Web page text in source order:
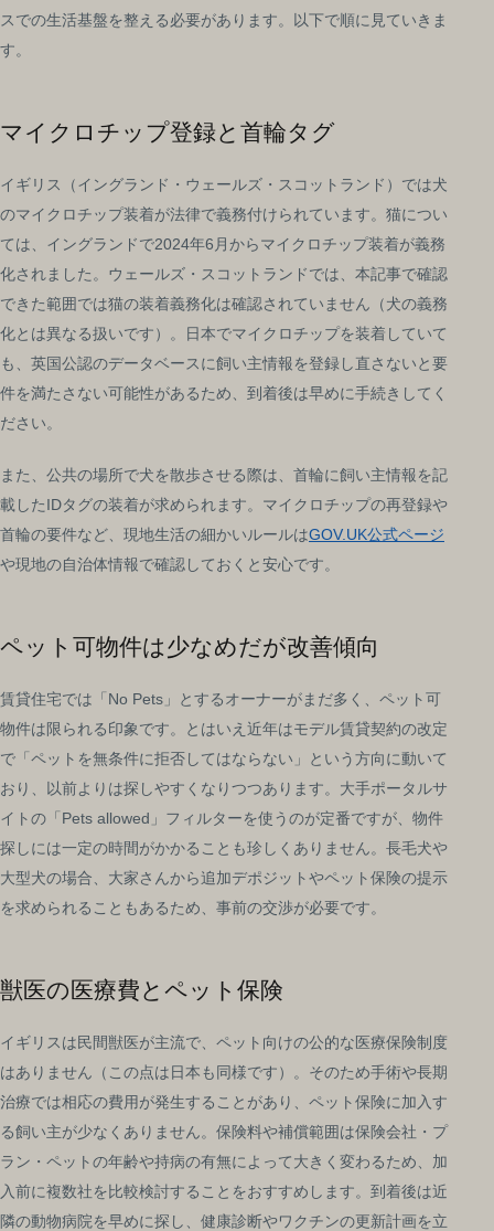
スでの生活基盤を整える必要があります。以下で順に見ていきま
す。
マイクロチップ登録と首輪タグ
イギリス（イングランド・ウェールズ・スコットランド）では犬
のマイクロチップ装着が法律で義務付けられています。猫につい
ては、イングランドで2024年6月からマイクロチップ装着が義務
化されました。ウェールズ・スコットランドでは、本記事で確認
できた範囲では猫の装着義務化は確認されていません（犬の義務
化とは異なる扱いです）。日本でマイクロチップを装着していて
も、英国公認のデータベースに飼い主情報を登録し直さないと要
件を満たさない可能性があるため、到着後は早めに手続きしてく
ださい。
また、公共の場所で犬を散歩させる際は、首輪に飼い主情報を記
載したIDタグの装着が求められます。マイクロチップの再登録や
首輪の要件など、現地生活の細かいルールはGOV.UK公式ページ
や現地の自治体情報で確認しておくと安心です。
ペット可物件は少なめだが改善傾向
賃貸住宅では「No Pets」とするオーナーがまだ多く、ペット可
物件は限られる印象です。とはいえ近年はモデル賃貸契約の改定
で「ペットを無条件に拒否してはならない」という方向に動いて
おり、以前よりは探しやすくなりつつあります。大手ポータルサ
イトの「Pets allowed」フィルターを使うのが定番ですが、物件
探しには一定の時間がかかることも珍しくありません。長毛犬や
大型犬の場合、大家さんから追加デポジットやペット保険の提示
を求められることもあるため、事前の交渉が必要です。
獣医の医療費とペット保険
イギリスは民間獣医が主流で、ペット向けの公的な医療保険制度
はありません（この点は日本も同様です）。そのため手術や長期
治療では相応の費用が発生することがあり、ペット保険に加入す
る飼い主が少なくありません。保険料や補償範囲は保険会社・プ
ラン・ペットの年齢や持病の有無によって大きく変わるため、加
入前に複数社を比較検討することをおすすめします。到着後は近
隣の動物病院を早めに探し、健康診断やワクチンの更新計画を立